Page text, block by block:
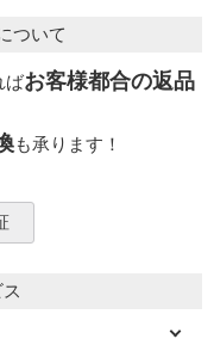
ついて
ばお客様都合の返品
も承ります！